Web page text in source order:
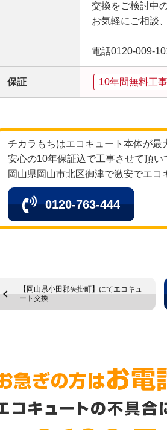
交換をご検討中
お気軽にご相談
電話0120-009-
保証 10年間無料工
チカラもちはエコキュート本体が最
安心の10年保証込で工事させて頂い
岡山県岡山市北区御津で激安でエコ
0120-763-444
【岡山県小田郡矢掛町】にてエコキュ
ート交換